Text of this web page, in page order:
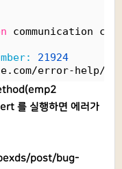
communication
21924
error-help/
를 실행하면 에러가
post/bug-